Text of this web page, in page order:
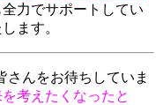
全力でサポートしてい
ます。
さんをお待ちしていま
考えたくなったと